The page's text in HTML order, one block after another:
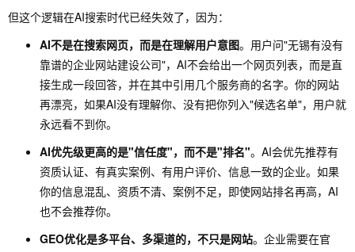
但这个逻辑在AI搜索时代已经失效了，因为：
AI不是在搜索网页，而是在理解用户意图。用户问"无锡有没有
靠谱的企业网站建设公司"，AI不会给出一个网页列表，而是直
接生成一段回答，并在其中引用几个服务商的名字。你的网站
再漂亮，如果AI没有理解你、没有把你列入"候选名单"，用户就
永远看不到你。
AI优先级更高的是"信任度"，而不是"排名"。AI会优先推荐有
资质认证、有真实案例、有用户评价、信息一致的企业。如果
你的信息混乱、资质不清、案例不足，即使网站排名再高，AI
也不会推荐你。
GEO优化是多平台、多渠道的，不只是网站。企业需要在官